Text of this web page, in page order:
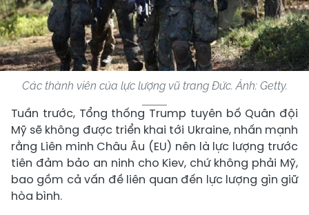
Các thành viên của lực lượng vũ trang Đức. Ảnh: Getty.
Tuần trước, Tổng thống Trump tuyên bố Quân đội
Mỹ sẽ không được triển khai tới Ukraine, nhấn mạnh
rằng Liên minh Châu Âu (EU) nên là lực lượng trước
tiên đảm bảo an ninh cho Kiev, chứ không phải Mỹ,
bao gồm cả vấn đề liên quan đến lực lượng gìn giữ
hòa bình.